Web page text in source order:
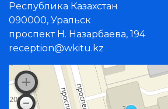
Республика Казахстан
090000, Уральск
проспект Н. Назарбаева, 194
reception@wkitu.kz